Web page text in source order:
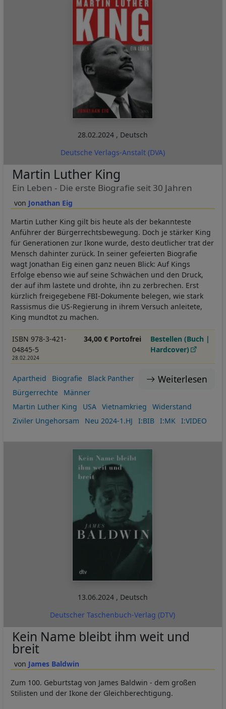
28.02.2024 , Deutsch
Deutsche Verlags-Anstalt (DVA)
Jonathan Eig
Martin Luther King
Ein Leben - Die erste Biografie seit 30 Jahren
Martin Luther King gilt bis heute als der bekannteste
Anführer der Bürgerrechtsbewegung. Doch je stärker King
für Generationen zur Ikone wurde, desto deutlicher trat der
Mensch dahinter zurück. In seiner gefeierten Biografie
wagt Jonathan Eig einen ganz neuen Blick: Auf Kings
Erfolge ebenso wie auf seine Schwächen und den Druck,
der auf ihm lastete und drohte, ihn zu zerbrechen. Erst
kürzlich freigegebene FBI-Dokumente belegen, wie stark
Rassismus die US-Regierung in ihrem Versuch anleitete,
King mundtot zu machen.
ISBN 978-3-421-
04845-5
28.02.2024
34,00 € Portofrei
Bestellen (Buch |
Hardcover)
Weiterlesen
Apartheid Biografie
Black Panther
Bürgerrechte
Männer
Martin Luther King
USA Vietnamkrieg
Widerstand
Ziviler Ungehorsam
Neu 2024-1.HJ I:BIB I:MK I:VIDEO
13.06.2024 , Deutsch
Deutscher Taschenbuch-Verlag (DTV)
James Baldwin
Kein Name bleibt ihm weit und
breit
Zum 100. Geburtstag von James Baldwin - dem großen
Stilisten und der Ikone der Gleichberechtigung.